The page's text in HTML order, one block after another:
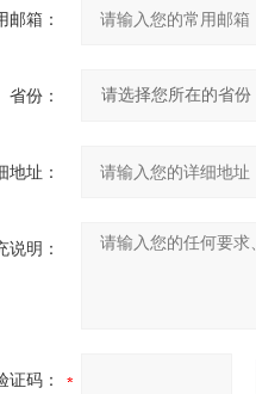
邮箱：
省份：
地址：
说明：
证码：